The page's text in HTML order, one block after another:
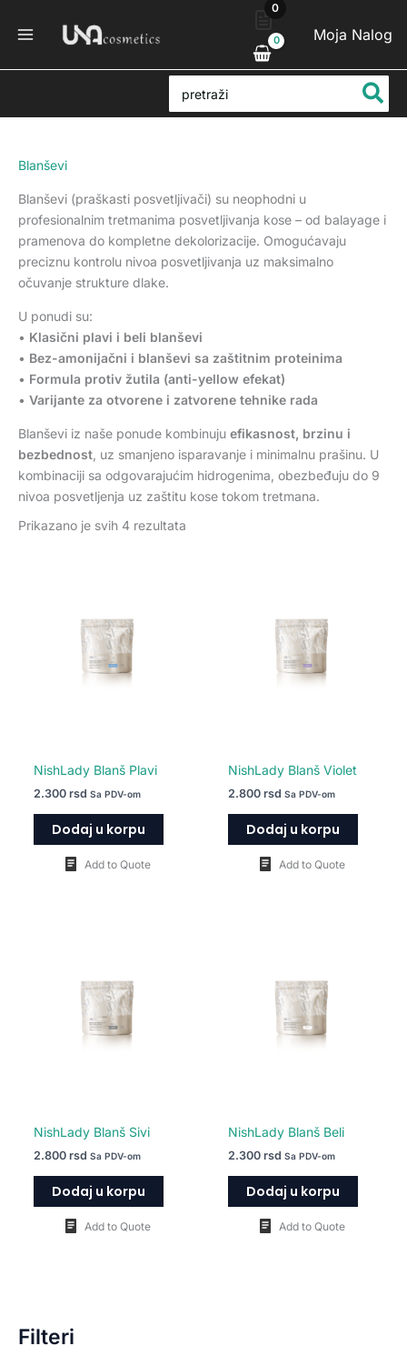
0
Moja Nalog
for:
Filteri
Blanševi
Blanševi (praškasti posvetljivači) su neophodni u
profesionalnim tretmanima posvetljivanja kose – od balayage i
pramenova do kompletne dekolorizacije. Omogućavaju
preciznu kontrolu nivoa posvetljivanja uz maksimalno
očuvanje strukture dlake.
U ponudi su:
• Klasični plavi i beli blanševi
• Bez-amonijačni i blanševi sa zaštitnim proteinima
• Formula protiv žutila (anti-yellow efekat)
• Varijante za otvorene i zatvorene tehnike rada
Blanševi iz naše ponude kombinuju efikasnost, brzinu i
bezbednost , uz smanjeno isparavanje i minimalnu prašinu. U
kombinaciji sa odgovarajućim hidrogenima, obezbeđuju do 9
nivoa posvetljenja uz zaštitu kose tokom tretmana.
Prikazano je svih 4 rezultata
NishLady Blanš Plavi
2.300 rsd Sa PDV-om
Dodaj u korpu
Add to Quote
NishLady Blanš Violet
2.800 rsd Sa PDV-om
Dodaj u korpu
Add to Quote
NishLady Blanš Sivi
2.800 rsd Sa PDV-om
Dodaj u korpu
Add to Quote
NishLady Blanš Beli
2.300 rsd Sa PDV-om
Dodaj u korpu
Add to Quote